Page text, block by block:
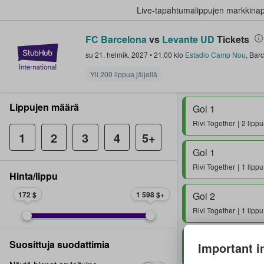
Live-tapahtumalippujen
StubHub - missä fanit ostavat ja
FC Barcelonavs Levante UD Tickets
su 21. helmik. 2027•21.00 klo Estadio Camp Nou,
Yli 200 lippua jäljellä
Gol 1
Rivi Together 2
Gol 1
Rivi Together 1 lippu
Gol 2
Rivi Together 1 lippu
Rivi Together 2
Lippujen määrä
1 2 3 4 5+
Hinta/lippu
172 $ 1 598 $
Suosittuja suodattimia Important